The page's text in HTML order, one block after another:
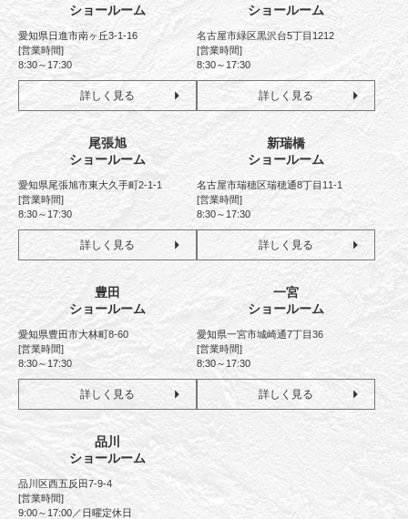
ショールーム
愛知県日進市南ヶ丘3-1-16
[営業時間]
8:30～17:30
詳しく見る
ショールーム
名古屋市緑区黒沢台5丁目1212
[営業時間]
8:30～17:30
詳しく見る
尾張旭
ショールーム
愛知県尾張旭市東大久手町2-1-1
[営業時間]
8:30～17:30
詳しく見る
新瑞橋
ショールーム
名古屋市瑞穂区瑞穂通8丁目11-1
[営業時間]
8:30～17:30
詳しく見る
豊田
ショールーム
愛知県豊田市大林町8-60
[営業時間]
8:30～17:30
詳しく見る
一宮
ショールーム
愛知県一宮市城崎通7丁目36
[営業時間]
8:30～17:30
詳しく見る
品川
ショールーム
品川区西五反田7-9-4
[営業時間]
9:00～17:00／日曜定休日